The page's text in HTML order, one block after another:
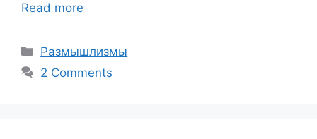
Read more
Categories
Размышлизмы
2 Comments